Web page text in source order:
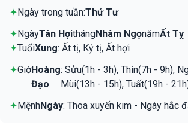
✦Ngày trong tuần:Thứ Tư
✦NgàyTân HợithángNhâm NgọnămẤt Tỵ
✦TuổiXung: Ất tị, Kỷ tị, Ất hợi
✦GiờHoàng
Đạo
: Sửu(1h - 3h), Thìn(7h - 9h),
Mùi(13h - 15h), Tuất(19h -
✦MệnhNgày: Thoa xuyến kim - Ngày hắc